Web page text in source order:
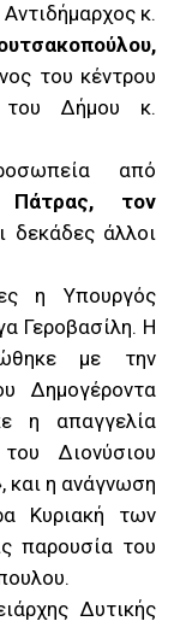
Αντιδήμαρχος κ.
του κέντρου
του Δήμου κ.
από
Πάτρας, τον
δεκάδες άλλοι
η Υπουργός
Γεροβασίλη. Η
με την
Δημογέροντα
η απαγγελία
Διονύσιου
και η ανάγνωση
Κυριακή των
παρουσία του
Δυτικής